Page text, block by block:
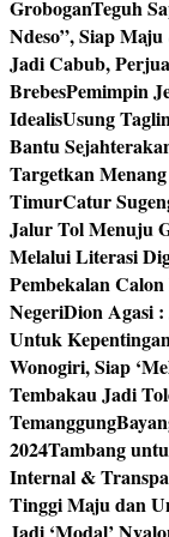
GroboganTeguh
Ndeso”, Siap
Jadi Cabub,
BrebesPemimpin
IdealisUsung
Bantu
Targetkan
TimurCatur
Jalur Tol Menuju
Melalui Literasi
Pembekalan
NegeriDion Agasi
Untuk
Wonogiri, Siap
Tembakau Jadi
Temanggung
2024Tambang
Internal &
Tinggi Maju dan